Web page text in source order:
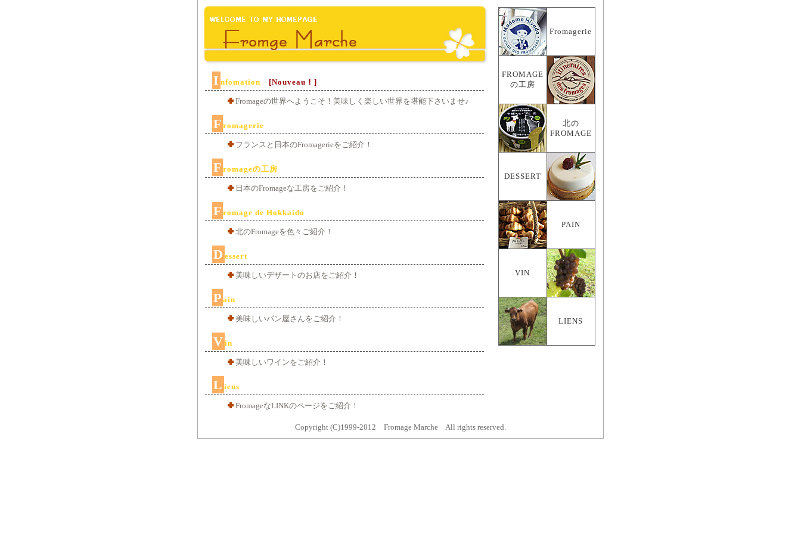
I nfomation [Nouveau！ ]
Fromageの世界へようこそ！美味しく楽しい世界を堪能下さいませ♪
F romagerie
フランスと日本のFromagerieをご紹介！
F romageの工房
日本のFromageな工房をご紹介！
F romage de Hokkaido
北のFromageを色々ご紹介！
D essert
美味しいデザートのお店をご紹介！
P ain
美味しいパン屋さんをご紹介！
V in
美味しいワインをご紹介！
L iens
FromageなLINKのページをご紹介！
Fromagerie
FROMAGE
の工房
北の
FROMAGE
DESSERT
PAIN
VIN
LIENS
Copyright (C)1999-2012 Fromage Marche All rights reserved.